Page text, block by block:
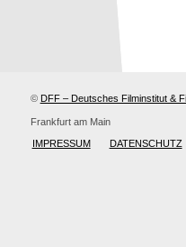
© DFF – Deutsches Filminstitut &
Frankfurt am Main
IMPRESSUM
DATENSCHUTZ